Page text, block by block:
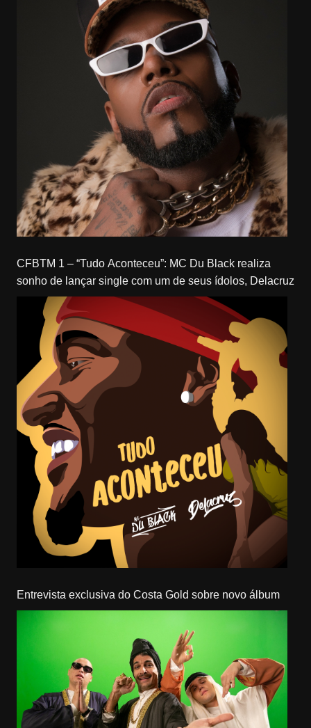
CFBTM 1 – “Tudo Aconteceu”: MC Du Black realiza
sonho de lançar single com um de seus ídolos, Delacruz
Entrevista exclusiva do Costa Gold sobre novo álbum